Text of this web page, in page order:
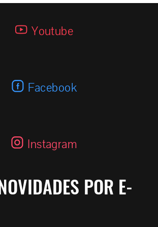
E-12 HAMMER 4.0K
Youtube
Facebook
Instagram
POR E-